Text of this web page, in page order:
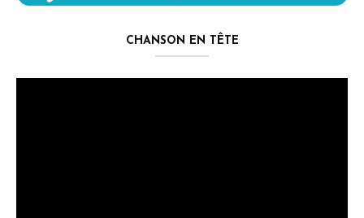
CHANSON EN TÊTE